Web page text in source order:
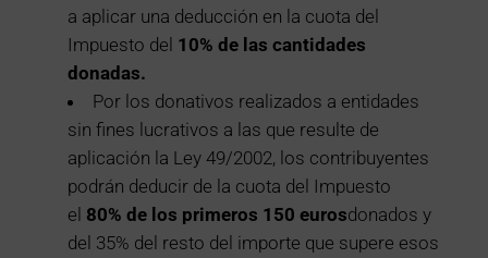
a aplicar una deducción en la cuota del
Impuesto del 10% de las cantidades
donadas.
Por los donativos realizados a entidades
sin fines lucrativos a las que resulte de
aplicación la Ley 49/2002, los contribuyentes
podrán deducir de la cuota del Impuesto
el 80% de los primeros 150 eurosdonados y
del 35% del resto del importe que supere esos